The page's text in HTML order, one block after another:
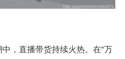
中，直播带货持续火热。在“万